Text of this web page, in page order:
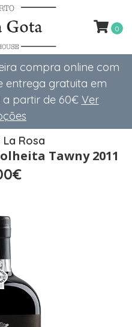
compra online com
entrega gratuita em
a partir de 60€ Ver
0
Rosa
Tawny 2011